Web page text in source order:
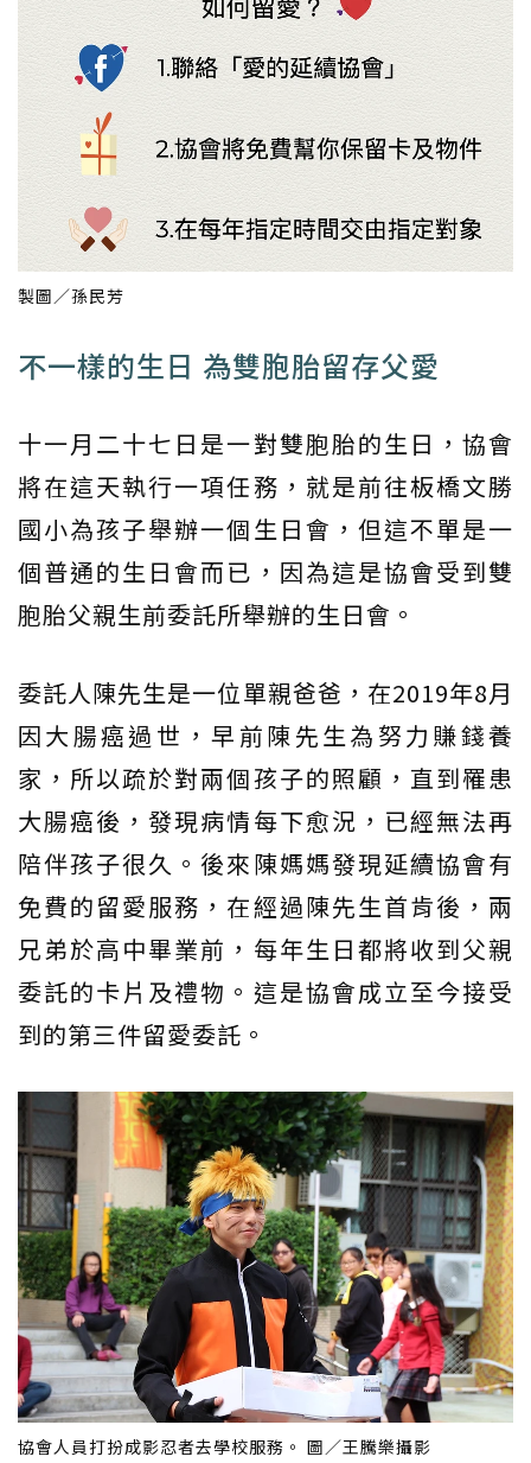
製圖／孫民芳
不一樣的生日 為雙胞胎留存父愛
十一月二十七日是一對雙胞胎的生日，協會
將在這天執行一項任務，就是前往板橋文勝
國小為孩子舉辦一個生日會，但這不單是一
個普通的生日會而已，因為這是協會受到雙
胞胎父親生前委託所舉辦的生日會。
委託人陳先生是一位單親爸爸，在2019年8月
因大腸癌過世，早前陳先生為努力賺錢養
家，所以疏於對兩個孩子的照顧，直到罹患
大腸癌後，發現病情每下愈況，已經無法再
陪伴孩子很久。後來陳媽媽發現延續協會有
免費的留愛服務，在經過陳先生首肯後，兩
兄弟於高中畢業前，每年生日都將收到父親
委託的卡片及禮物。這是協會成立至今接受
到的第三件留愛委託。
協會人員打扮成影忍者去學校服務。 圖／王騰樂攝影